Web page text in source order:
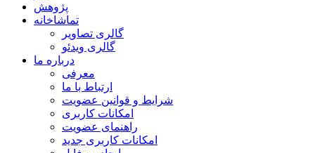
پژوهش
تماشاخانه
گالری تصاویر
گالری ویدئو
درباره ما
معرفی
ارتباط با ما
شرایط و قوانین عضویت
امکانات کاربری
راهنمای عضویت
امکانات کاربری جدید